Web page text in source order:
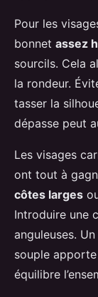
Pour les
bonnet assez
sourcils. Cela
la rondeur.
tasser la
dépasse peut
Les visages
ont tout à
côtes larges
Introduire une
anguleuses.
souple
équilibre